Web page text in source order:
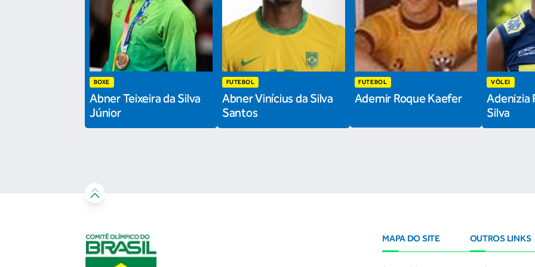
BOXE
Abner Teixeira da Silva
Júnior
FUTEBOL
Abner Vinícius da Silva
Santos
FUTEBOL
Ademir Roque Kaefer
VÔLEI
Adenizia
Silva
MAPA DO SITE OUTROS LINKS